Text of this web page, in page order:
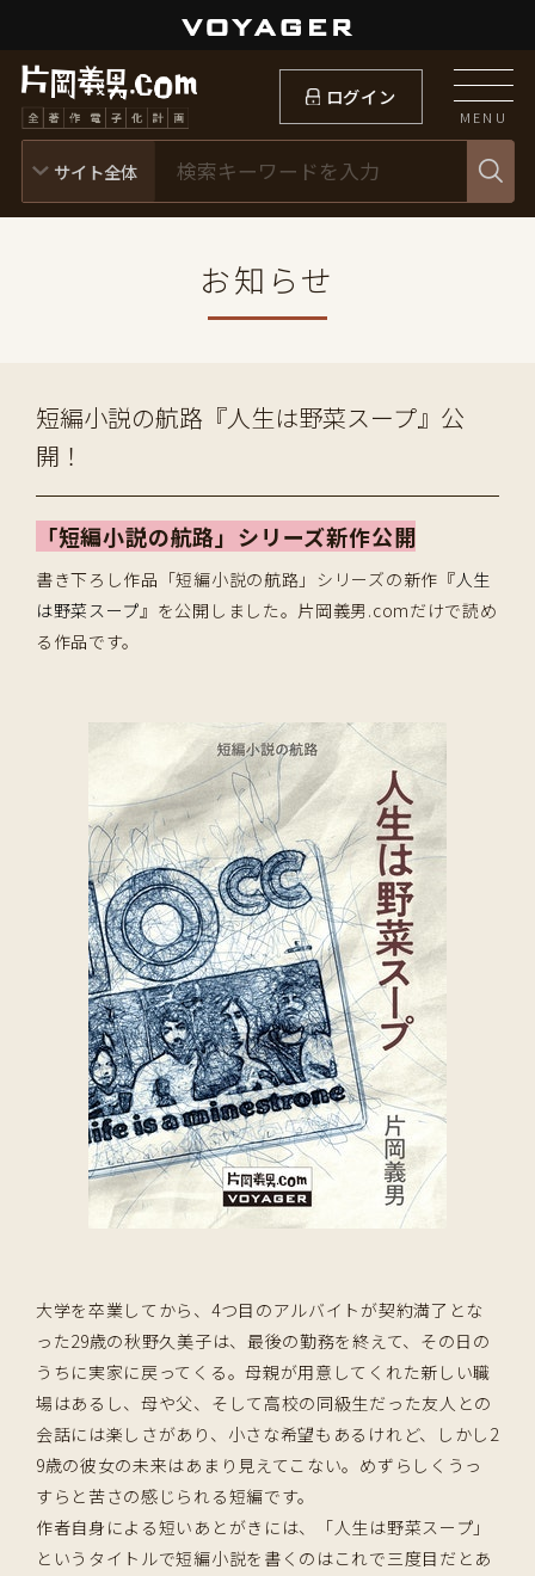
ログイン
MENU
お知らせ
短編小説の航路『人生は野菜スープ』公
開！
「短編小説の航路」シリーズ新作公開
書き下ろし作品「短編小説の航路」シリーズの新作『人生
は野菜スープ』を公開しました。片岡義男.comだけで読め
る作品です。
大学を卒業してから、4つ目のアルバイトが契約満了とな
った29歳の秋野久美子は、最後の勤務を終えて、その日の
うちに実家に戻ってくる。母親が用意してくれた新しい職
場はあるし、母や父、そして高校の同級生だった友人との
会話には楽しさがあり、小さな希望もあるけれど、しかし2
9歳の彼女の未来はあまり見えてこない。めずらしくうっ
すらと苦さの感じられる短編です。
作者自身による短いあとがきには、「人生は野菜スープ」
というタイトルで短編小説を書くのはこれで三度目だとあ